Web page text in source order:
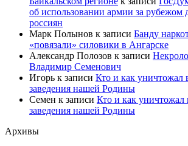
об использовании армии за рубежом
россиян
Марк Полынов к записи Банду
«повязали» силовики в Ангарске
Александр Полозов к записи
Владимир Семенович
Игорь к записи Кто и как уничтожал
заведения нашей Родины
Семен к записи Кто и как
заведения нашей Родины
Архивы